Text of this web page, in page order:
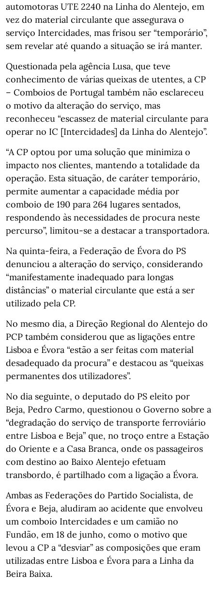
automotoras UTE 2240 na Linha do Alentejo, em
vez do material circulante que assegurava o
serviço Intercidades, mas frisou ser “temporário”,
sem revelar até quando a situação se irá manter.
Questionada pela agência Lusa, que teve
conhecimento de várias queixas de utentes, a CP
– Comboios de Portugal também não esclareceu
o motivo da alteração do serviço, mas
reconheceu “escassez de material circulante para
operar no IC [Intercidades] da Linha do Alentejo”.
“A CP optou por uma solução que minimiza o
impacto nos clientes, mantendo a totalidade da
operação. Esta situação, de caráter temporário,
permite aumentar a capacidade média por
comboio de 190 para 264 lugares sentados,
respondendo às necessidades de procura neste
percurso”, limitou-se a destacar a transportadora.
Na quinta-feira, a Federação de Évora do PS
denunciou a alteração do serviço, considerando
“manifestamente inadequado para longas
distâncias” o material circulante que está a ser
utilizado pela CP.
No mesmo dia, a Direção Regional do Alentejo do
PCP também considerou que as ligações entre
Lisboa e Évora “estão a ser feitas com material
desadequado da procura” e destacou as “queixas
permanentes dos utilizadores”.
No dia seguinte, o deputado do PS eleito por
Beja, Pedro Carmo, questionou o Governo sobre a
“degradação do serviço de transporte ferroviário
entre Lisboa e Beja” que, no troço entre a Estação
do Oriente e a Casa Branca, onde os passageiros
com destino ao Baixo Alentejo efetuam
transbordo, é partilhado com a ligação a Évora.
Ambas as Federações do Partido Socialista, de
Évora e Beja, aludiram ao acidente que envolveu
um comboio Intercidades e um camião no
Fundão, em 18 de junho, como o motivo que
levou a CP a “desviar” as composições que eram
utilizadas entre Lisboa e Évora para a Linha da
Beira Baixa.